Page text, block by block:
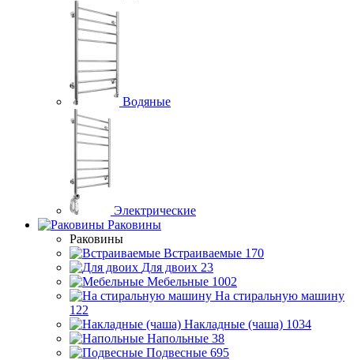
Водяные
Электрические
Раковины
Раковины
Встраиваемые 170
Для двоих 23
Мебельные 1002
На стиральную машину
122
Накладные (чаша) 1034
Напольные 38
Подвесные 695